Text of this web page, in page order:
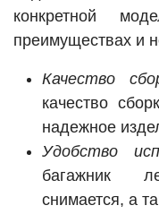
конкретной
преимуществах и
Качество
качество
надежное
Удобство
багажник
снимается, а